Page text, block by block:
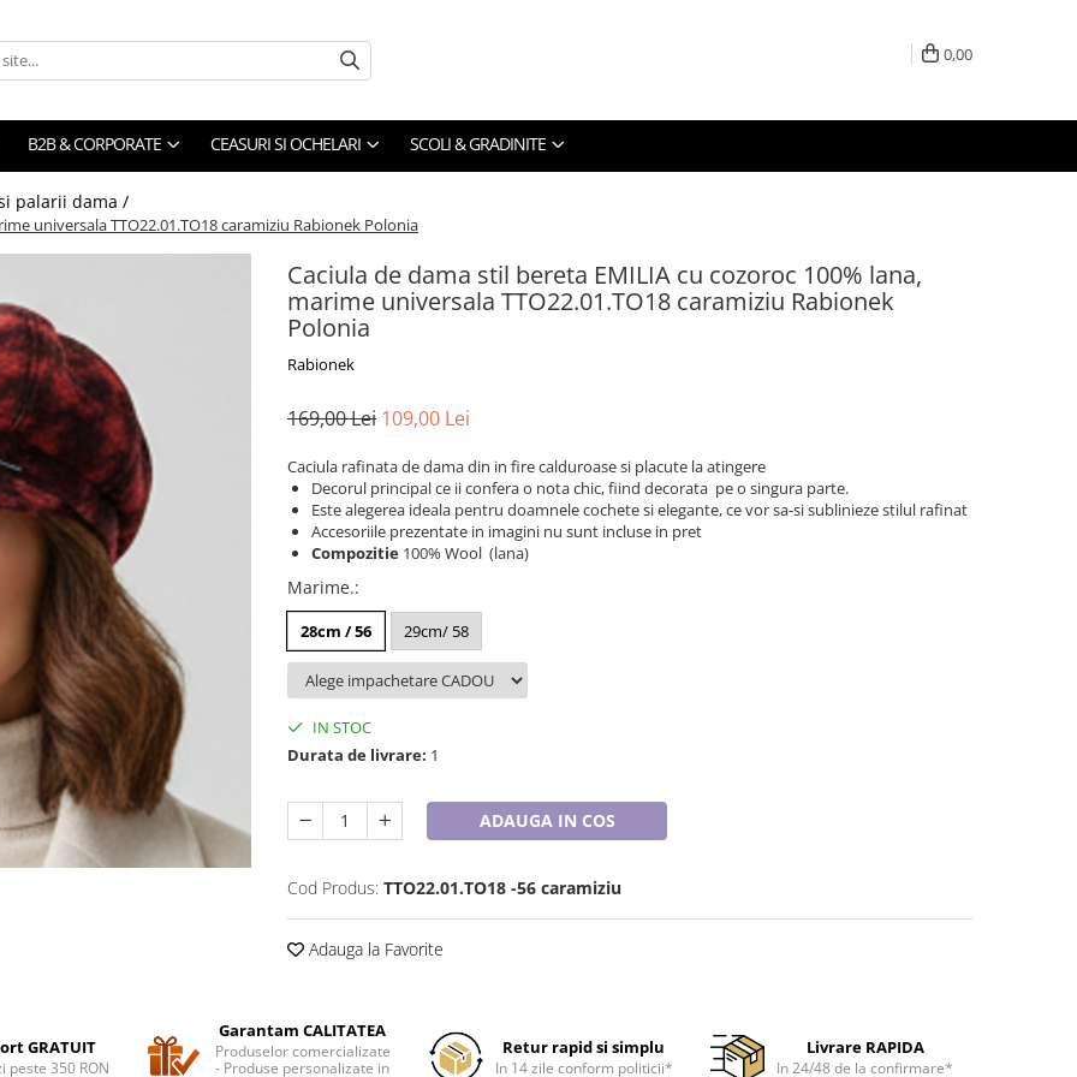
0,00
B2B & CORPORATE CEASURI SI OCHELARI SCOLI & GRADINITE
palarii dama /
universala TTO22.01.TO18 caramiziu Rabionek Polonia
Caciula de dama stil bereta EMILIA cu cozoroc 100% lana,
marime universala TTO22.01.TO18 caramiziu Rabionek
Polonia
Rabionek
169,00 Lei 109,00 Lei
Caciula rafinata de dama din in fire calduroase si placute la atingere
Decorul principal ce ii confera o nota chic, fiind decorata pe o singura parte.
Este alegerea ideala pentru doamnele cochete si elegante, ce vor sa-si sublinieze stilul rafinat
Accesoriile prezentate in imagini nu sunt incluse in pret
Compozitie 100% Wool (lana)
Marime.:
28cm / 56 29cm/ 58
IN STOC
Durata de livrare: 1
ADAUGA IN COS
Cod Produs: TTO22.01.TO18 -56 caramiziu
Adauga la Favorite
GRATUIT
peste 350 RON
Garantam CALITATEA
Produselor comercializate
- Produse personalizate in
Retur rapid si simplu
In 14 zile conform politicii*
Livrare RAPIDA
In 24/48 de la confirmare*